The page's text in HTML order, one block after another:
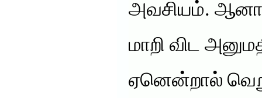
அவசியம்.
மாறி விட
ஏனென்றால்